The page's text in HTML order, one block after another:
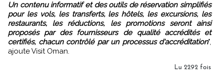
Un contenu informatif et des outils de réservation simplifiés
pour les vols, les transferts, les hôtels, les excursions, les
restaurants, les réductions, les promotions seront ainsi
proposés par des fournisseurs de qualité accrédités et
certifiés, chacun contrôlé par un processus d'accréditation",
ajoute Visit Oman.
Lu 2292 fois